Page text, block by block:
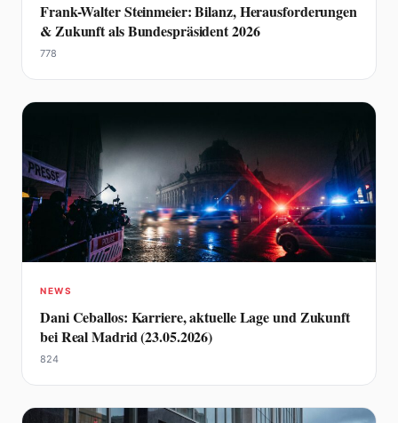
Frank-Walter Steinmeier: Bilanz, Herausforderungen
& Zukunft als Bundespräsident 2026
778
NEWS
Dani Ceballos: Karriere, aktuelle Lage und Zukunft
bei Real Madrid (23.05.2026)
824